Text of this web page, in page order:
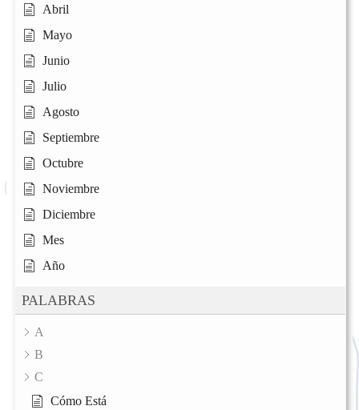
Abril
Mayo
Junio
Julio
Agosto
Septiembre
Octubre
Noviembre
Diciembre
Mes
Año
PALABRAS
A
B
C
Cómo Está